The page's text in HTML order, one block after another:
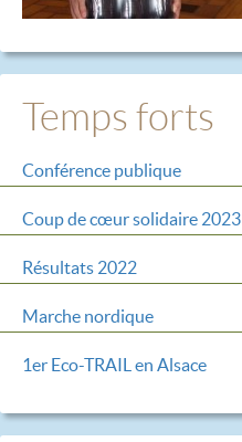
Temps forts
Conférence publique
Coup de cœur solidaire 2023
Résultats 2022
Marche nordique
1er Eco-TRAIL en Alsace